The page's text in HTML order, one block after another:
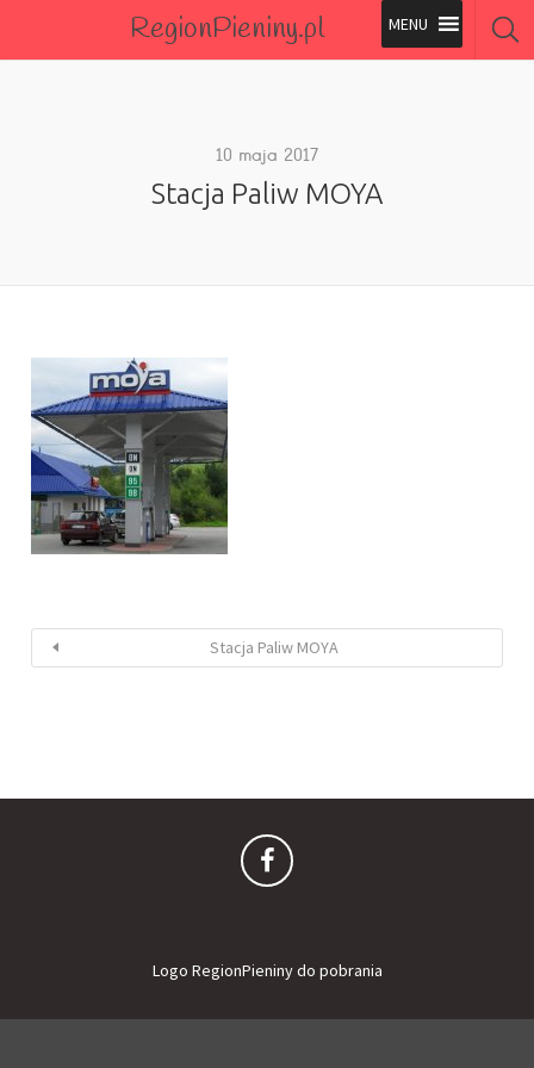
RegionPieniny.pl
Wszystkie Obiekty
10 maja 2017
Stacja Paliw MOYA
Stacja Paliw MOYA
Logo RegionPieniny do pobrania